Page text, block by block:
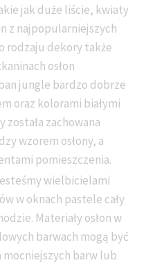
jak duże liście, kwiaty
z najpopularniejszych
rodzaju dekory także
osłon
jungle bardzo dobrze
oraz kolorami białymi
została zachowana
wzorem osłony, a
pomieszczenia.
wielbicielami
w oknach pastele cały
Materiały osłon w
barwach mogą być
barw lub